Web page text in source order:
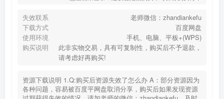
失效联系
老师微信：zhandiankefu
下载方式
百度网盘
使用环境
手机、电脑、平板+(WPS)
购买说明
此非实物交易，具有可复制性，购买后不予退款，
请考虑好再购买!
资源下载说明 1.Q:购买后资源失效了怎么办 A：部分资源因为
各种问题，容易被百度平网盘取消分享，购买后如果发现资源